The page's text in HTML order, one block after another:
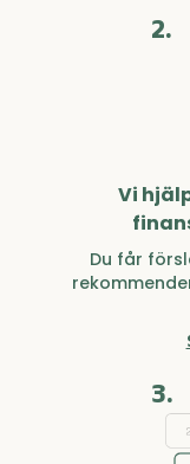
2.
Vi
Du får
3.